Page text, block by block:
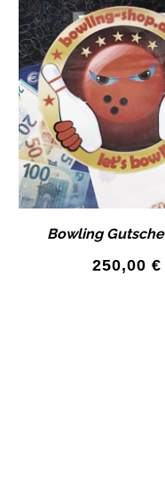
250,00 €